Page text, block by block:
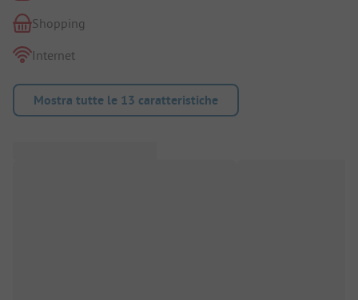
Shopping
Internet
Mostra tutte le 13 caratteristiche